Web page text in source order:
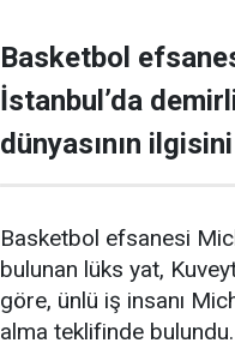
Basketbol
İstanbul’da
dünyasının
Basketbol efsanesi
bulunan lüks yat,
göre, ünlü iş insanı
alma teklifinde bulundu.